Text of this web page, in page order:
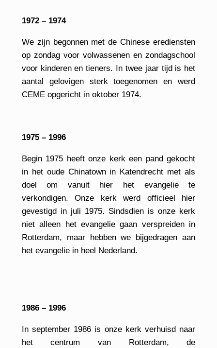
1972 – 1974
We zijn begonnen met de Chinese erediensten
op zondag voor volwassenen en zondagschool
voor kinderen en tieners. In twee jaar tijd is het
aantal gelovigen sterk toegenomen en werd
CEME opgericht in oktober 1974.
1975 – 1996
Begin 1975 heeft onze kerk een pand gekocht
in het oude Chinatown in Katendrecht met als
doel om vanuit hier het evangelie te
verkondigen. Onze kerk werd officieel hier
gevestigd in juli 1975. Sindsdien is onze kerk
niet alleen het evangelie gaan verspreiden in
Rotterdam, maar hebben we bijgedragen aan
het evangelie in heel Nederland.
1986 – 1996
In september 1986 is onze kerk verhuisd naar
het centrum van Rotterdam, de